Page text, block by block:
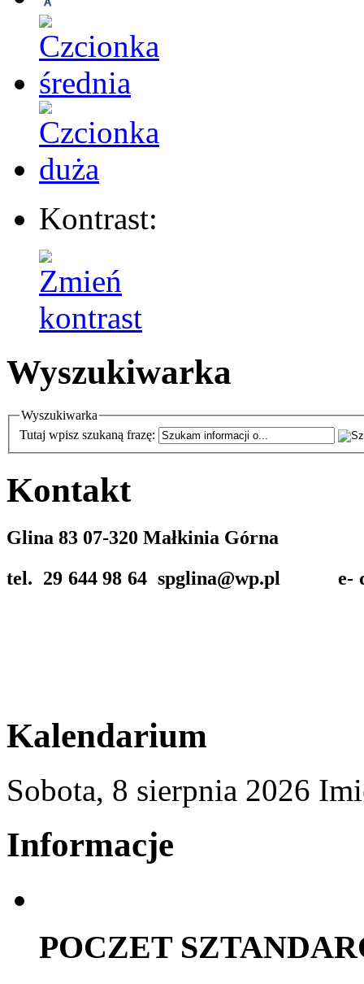
Kontrast:
Wyszukiwarka
Wyszukiwarka
Tutaj wpisz szukaną frazę:
Kontakt
Glina 83 07-320 Małkinia Górna
tel. 29 644 98 64 spglina@wp.ple-
Kalendarium
Sobota, 8 sierpnia 2026
Informacje
POCZET